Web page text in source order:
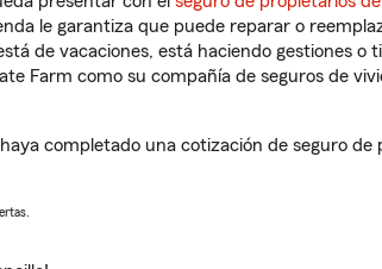
le garantiza que puede reparar o
de vacaciones, está haciendo gestiones o
Farm como su compañía de seguros de
completado una cotización de seguro de